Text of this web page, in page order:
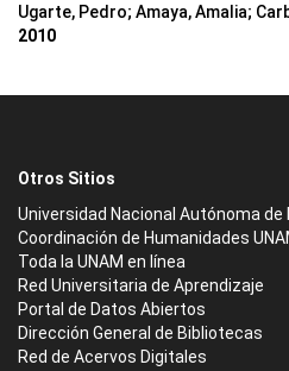
Ugarte, Pedro; Amaya, Amalia;
2010
Otros Sitios
Universidad Nacional Autónoma de
Coordinación de Humanidades
Toda la UNAM en línea
Red Universitaria de Aprendizaje
Portal de Datos Abiertos
Dirección General de Bibliotecas
Red de Acervos Digitales